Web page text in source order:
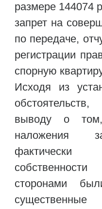
размере 144074
запрет на
по передаче,
регистрации
спорную
Исходя из
выводу о
наложения
сторонами
существенные